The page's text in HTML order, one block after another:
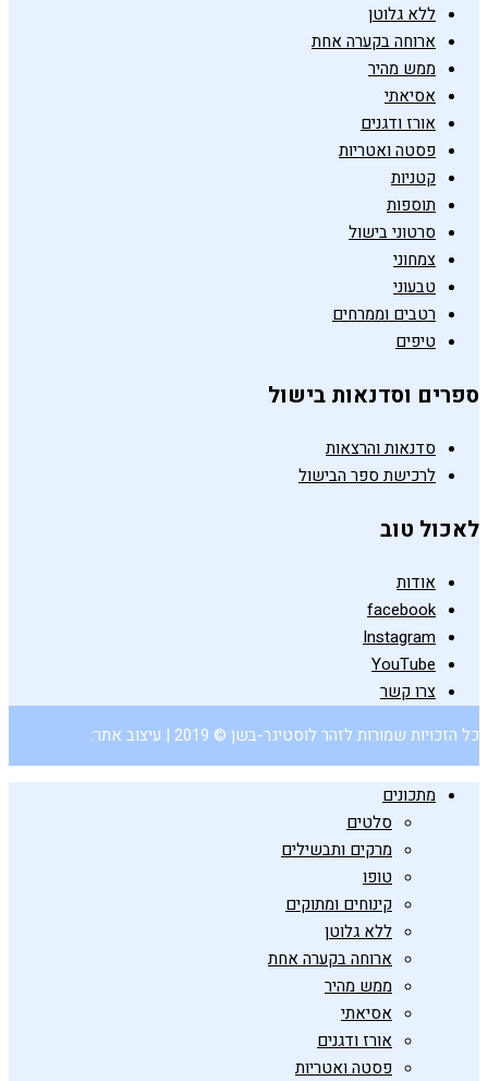
ללא גלוטן
ארוחה בקערה אחת
ממש מהיר
אסיאתי
אורז ודגנים
פסטה ואטריות
קטניות
תוספות
סרטוני בישול
צמחוני
טבעוני
רטבים וממרחים
טיפים
ספרים וסדנאות בישול
סדנאות והרצאות
לרכישת ספר הבישול
לאכול טוב
אודות
facebook
Instagram
YouTube
צרו קשר
כל הזכויות שמורות לזהר לוסטיגר-בשן © 2019 | עיצוב אתר:
מתכונים
סלטים
מרקים ותבשילים
טופו
קינוחים ומתוקים
ללא גלוטן
ארוחה בקערה אחת
ממש מהיר
אסיאתי
אורז ודגנים
פסטה ואטריות